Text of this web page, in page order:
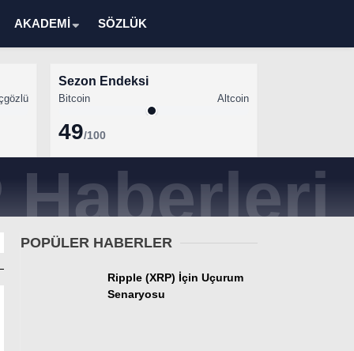
Kripto Para Haberleri
Bitcoin Haberleri
AKADEMİ SÖZLÜK
Sezon Endeksi
Bitcoin Altcoin
49/100
POPÜLER HABERLER
Ripple (XRP) İçin Uçurum
Senaryosu